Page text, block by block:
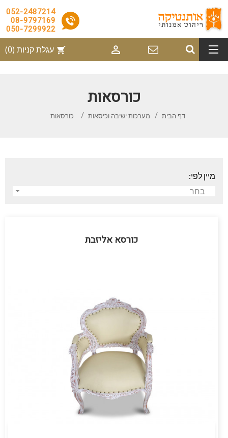
052-2487214
08-9797169
050-7299922
shopping_cart עגלת קניות (0) 
כורסאות
דף הבית מערכות ישיבה וכיסאות כורסאות
מיין לפי:
בחר 
כורסא אליזבת